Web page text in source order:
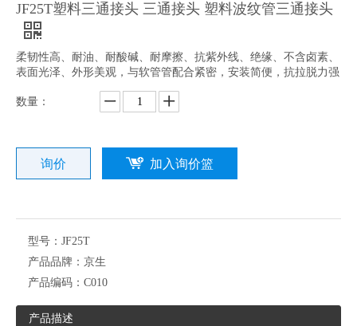
JF25T塑料三通接头 三通接头 塑料波纹管三通接头
柔韧性高、耐油、耐酸碱、耐摩擦、抗紫外线、绝缘、不含卤素、
表面光泽、外形美观，与软管管配合紧密，安装简便，抗拉脱力强
数量：
询价 加入询价篮
型号： JF25T
产品品牌： 京生
产品编码： C010
产品描述